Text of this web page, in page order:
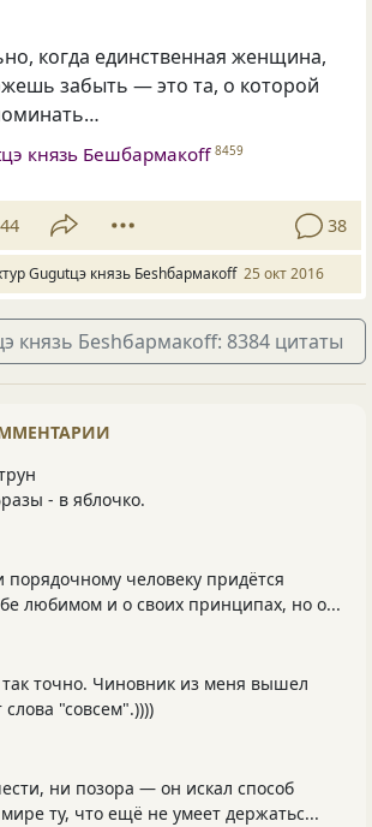
когда единственная женщина,
забыть — это та, о которой
князь Бешбармакоff 8459
44 38
Gugutцэ князь Беshбармакоff 25 окт 2016
князь Беshбармакоff: 8384 цитаты
- в яблочко.
порядочному человеку придётся
любимом и о своих принципах, но о...
точно. Чиновник из меня вышел
"совсем".))))
ни позора — он искал способ
ту, что ещё не умеет держатьс...